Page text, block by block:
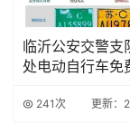
临沂公安交警支
处电动自行车免
241次 更新：